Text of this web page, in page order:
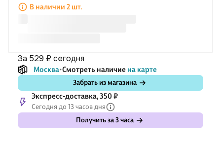
В наличии 2 шт.
за 529 ₽ сегодня
Москва Смотреть наличие на карте
Забрать из магазина
Экспресс-доставка, 350 ₽
Сегодня до 13 часов дня
Получить за 3 часа